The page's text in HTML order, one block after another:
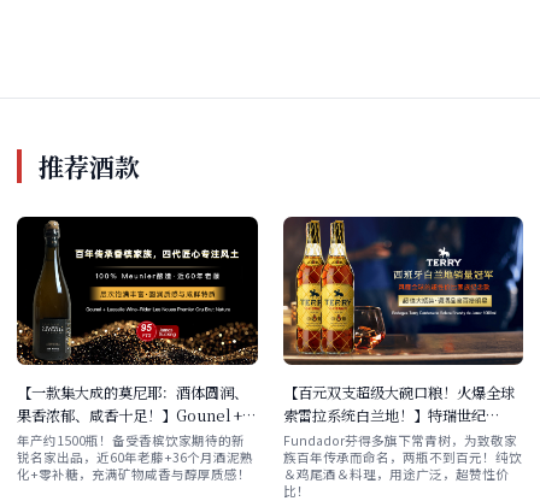
推荐酒款
【一款集大成的莫尼耶：酒体圆润、
果香浓郁、咸香十足！】Gounel +
Lassalle Wine-Rider Les Noues
Premier Cru Brut Nature
年产约1500瓶！备受香槟饮家期待的新
锐名家出品，近60年老藤+36个月酒泥熟
化+零补糖，充满矿物咸香与醇厚质感！
【百元双支超级大碗口粮！火爆全球
索雷拉系统白兰地！】特瑞世纪
Bodegas Terry Centenario
Solera Brandy de Jerez 1000ml
双支/六支装
Fundador芬得多旗下常青树，为致敬家
族百年传承而命名，两瓶不到百元！纯饮
＆鸡尾酒＆料理，用途广泛，超赞性价
比！